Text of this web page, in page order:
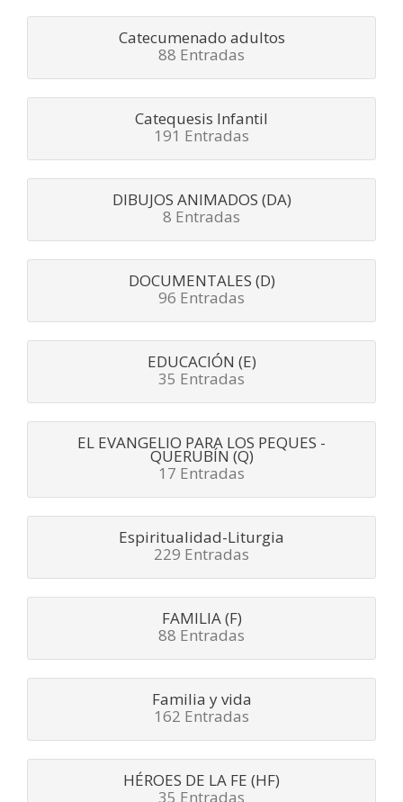
Catecumenado adultos
88 Entradas
Catequesis Infantil
191 Entradas
DIBUJOS ANIMADOS (DA)
8 Entradas
DOCUMENTALES (D)
96 Entradas
EDUCACIÓN (E)
35 Entradas
EL EVANGELIO PARA LOS PEQUES -
QUERUBÍN (Q)
17 Entradas
Espiritualidad-Liturgia
229 Entradas
FAMILIA (F)
88 Entradas
Familia y vida
162 Entradas
HÉROES DE LA FE (HF)
35 Entradas